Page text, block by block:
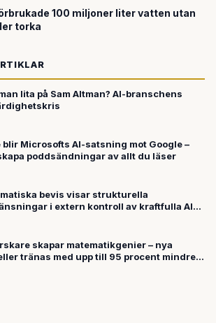
100 miljoner liter vatten utan
torka
lita på Sam Altman? AI-branschens
blir Microsofts AI-satsning mot Google –
poddsändningar av allt du läser
bevis visar strukturella
i extern kontroll av kraftfulla AI-
skapar matematikgenier – nya
tränas med upp till 95 procent mindre